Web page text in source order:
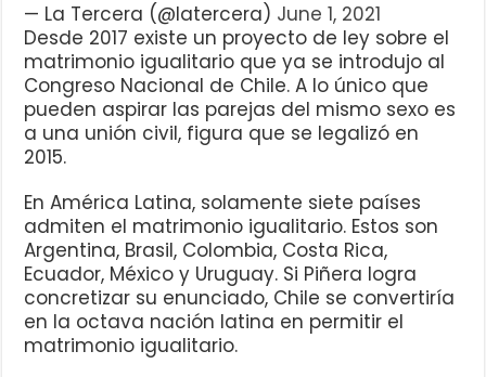
— La Tercera (@latercera) June 1, 2021
Desde 2017 existe un proyecto de ley sobre el
matrimonio igualitario que ya se introdujo al
Congreso Nacional de Chile. A lo único que
pueden aspirar las parejas del mismo sexo es
a una unión civil, figura que se legalizó en
2015.
En América Latina, solamente siete países
admiten el matrimonio igualitario. Estos son
Argentina, Brasil, Colombia, Costa Rica,
Ecuador, México y Uruguay. Si Piñera logra
concretizar su enunciado, Chile se convertiría
en la octava nación latina en permitir el
matrimonio igualitario.